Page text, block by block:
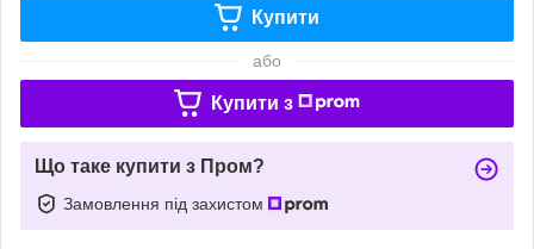
Купити
або
Купити з
Що таке купити з Пром?
Замовлення під захистом